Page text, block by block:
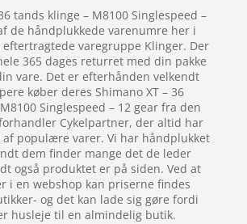
tands klinge – M8100 Singlespeed –
de håndplukkede varenumre her i
varegruppe Klinger. Der
365 dages returret med din pakke
vare. Det er efterhånden velkendt
køber deres Shimano XT – 36
Singlespeed – 12 gear fra den
Cykelpartner, der altid har
populære varer. Vi har håndplukket
dem finder mange det de leder
også produktet er på siden. Ved at
i en webshop kan priserne findes
og det kan lade sig gøre fordi
husleje til en almindelig butik.